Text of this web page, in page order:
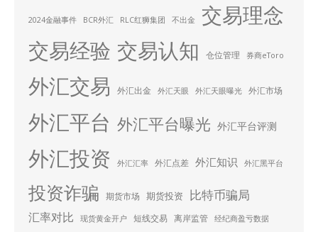
2024金融事件 BCR外汇 RLC红狮集团 不出金
交易理念
交易经验 交易认知 仓位管理 券商eToro
外汇交易 外汇出金 外汇天眼 外汇天眼曝光 外汇市场
外汇平台 外汇平台曝光 外汇平台评测
外汇投资 外汇汇率 外汇点差 外汇知识 外汇黑平台
投资诈骗 期货市场 期货投资 比特币骗局
汇率对比 现货黄金开户 短线交易 离岸监管 经纪商盈亏数据